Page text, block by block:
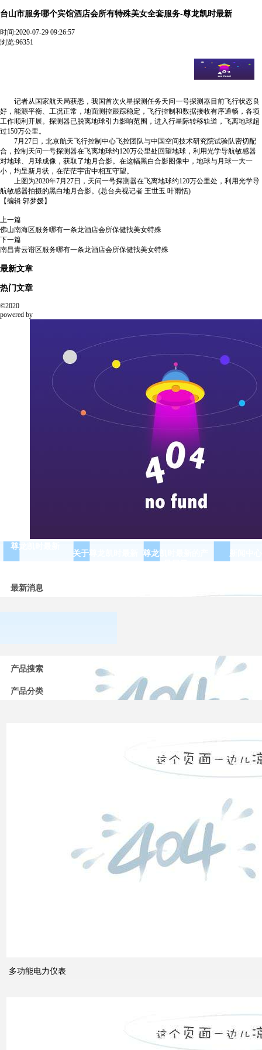
台山市服务哪个宾馆酒店会所有特殊美女全套服务-尊龙凯时最新
时间:2020-07-29 09:26:57
浏览:96351
８9２42思思】全天24小时安排【 v:1955８9２42思思】十五分钟
我们一定能送到您指定地点. 我国首次火星探测任务天问一号探
记者从国家航天局获悉，我国首次火星探测任务天问一号探测器目前飞行状态良
好，能源平衡、工况正常，地面测控跟踪稳定，飞行控制和数据接收有序通畅，各项
工作顺利开展。探测器已脱离地球引力影响范围，进入行星际转移轨道，飞离地球超
过150万公里。
7月27日，北京航天飞行控制中心飞控团队与中国空间技术研究院试验队密切配
合，控制天问一号探测器在飞离地球约120万公里处回望地球，利用光学导航敏感器
对地球、月球成像，获取了地月合影。在这幅黑白合影图像中，地球与月球一大一
小，均呈新月状，在茫茫宇宙中相互守望。
上图为2020年7月27日，天问一号探测器在飞离地球约120万公里处，利用光学导
航敏感器拍摄的黑白地月合影。(总台央视记者 王世玉 叶雨恬)
【编辑:郭梦媛】
上一篇
佛山南海区服务哪有一条龙酒店会所保健找美女特殊
下一篇
南昌青云谱区服务哪有一条龙酒店会所保健找美女特殊
最新文章
热门文章
©2020
powered by
尊龙凯时最新
关于尊龙凯时最新
尊龙凯时最新的产
新闻中心
最新消息
常用
低压
高压
配电
组成
产品搜索
产品分类
多功能电力仪表